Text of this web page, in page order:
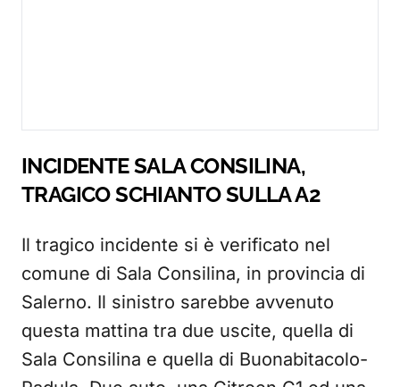
INCIDENTE SALA CONSILINA,
TRAGICO SCHIANTO SULLA A2
Il tragico incidente si è verificato nel
comune di Sala Consilina, in provincia di
Salerno. Il sinistro sarebbe avvenuto
questa mattina tra due uscite, quella di
Sala Consilina e quella di Buonabitacolo-